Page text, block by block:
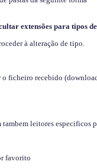
extensões para tipos
à alteração de tipo.
ficheiro recebido
leitores especificos
favorito